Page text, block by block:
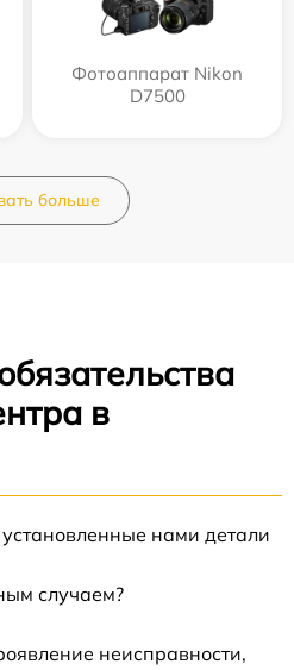
Фотоаппарат Nikon
D7500
больше
в
нами детали
случаем?
неисправности,